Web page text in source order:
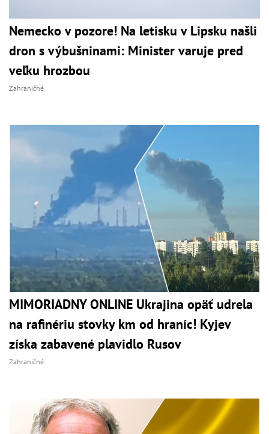
Nemecko v pozore! Na letisku v Lipsku našli
dron s výbušninami: Minister varuje pred
veľku hrozbou
Zahraničné
MIMORIADNY ONLINE Ukrajina opäť udrela
na rafinériu stovky km od hraníc! Kyjev
získa zabavené plavidlo Rusov
Zahraničné